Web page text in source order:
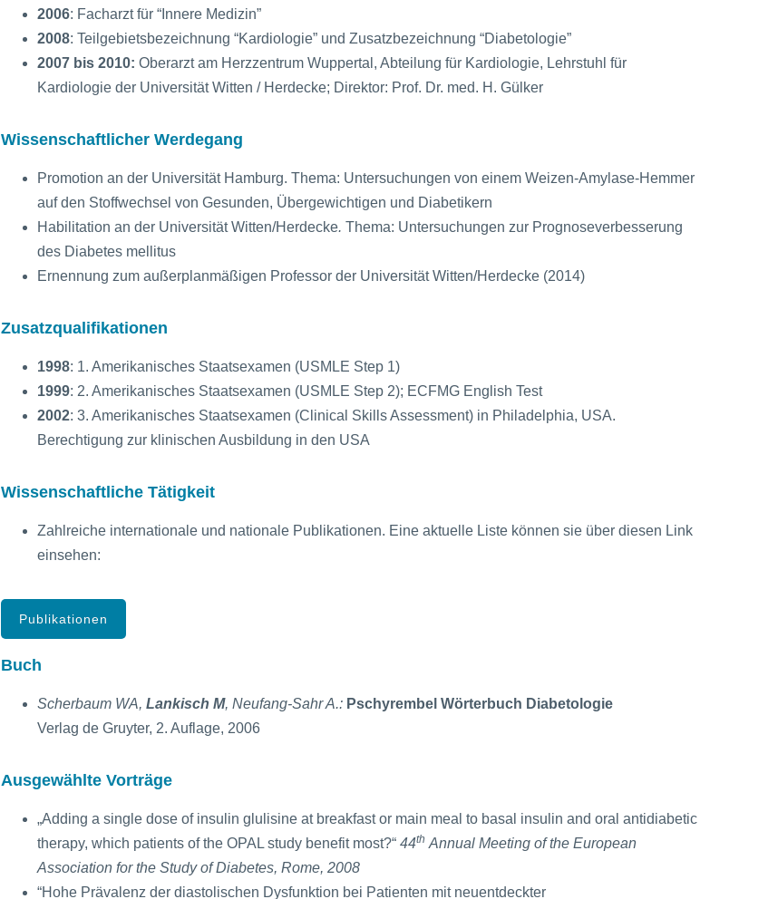
2006: Facharzt für “Innere Medizin”
2008: Teilgebietsbezeichnung “Kardiologie” und Zusatzbezeichnung “Diabetologie”
2007 bis 2010: Oberarzt am Herzzentrum Wuppertal, Abteilung für Kardiologie, Lehrstuhl für
Kardiologie der Universität Witten / Herdecke; Direktor: Prof. Dr. med. H. Gülker
Wissenschaftlicher Werdegang
Promotion an der Universität Hamburg. Thema: Untersuchungen von einem Weizen-Amylase-Hemmer
auf den Stoffwechsel von Gesunden, Übergewichtigen und Diabetikern
Habilitation an der Universität Witten/Herdecke. Thema: Untersuchungen zur Prognoseverbesserung
des Diabetes mellitus
Ernennung zum außerplanmäßigen Professor der Universität Witten/Herdecke (2014)
Zusatzqualifikationen
1998: 1. Amerikanisches Staatsexamen (USMLE Step 1)
1999: 2. Amerikanisches Staatsexamen (USMLE Step 2); ECFMG English Test
2002: 3. Amerikanisches Staatsexamen (Clinical Skills Assessment) in Philadelphia, USA.
Berechtigung zur klinischen Ausbildung in den USA
Wissenschaftliche Tätigkeit
Zahlreiche internationale und nationale Publikationen. Eine aktuelle Liste können sie über diesen Link
einsehen:
Publikationen
Buch
Scherbaum WA, Lankisch M, Neufang-Sahr A.: Pschyrembel Wörterbuch Diabetologie
Verlag de Gruyter, 2. Auflage, 2006
Ausgewählte Vorträge
„Adding a single dose of insulin glulisine at breakfast or main meal to basal insulin and oral antidiabetic
therapy, which patients of the OPAL study benefit most?“ 44th Annual Meeting of the European
Association for the Study of Diabetes, Rome, 2008
“Hohe Prävalenz der diastolischen Dysfunktion bei Patienten mit neuentdeckter